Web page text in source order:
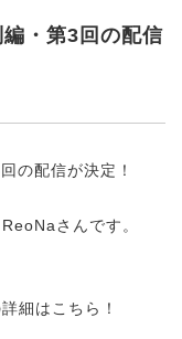
編・第3回の配信
の配信が決定！
さんです。
細はこちら！